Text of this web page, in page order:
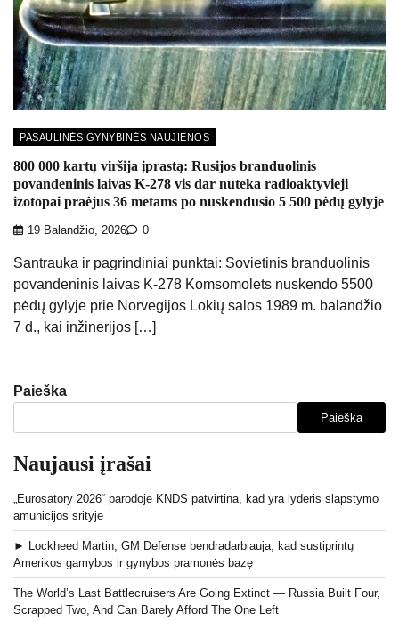
PASAULINĖS GYNYBINĖS NAUJIENOS
800 000 kartų viršija įprastą: Rusijos branduolinis
povandeninis laivas K-278 vis dar nuteka radioaktyvieji
izotopai praėjus 36 metams po nuskendusio 5 500 pėdų gylyje
19 Balandžio, 2026 0
Santrauka ir pagrindiniai punktai: Sovietinis branduolinis
povandeninis laivas K-278 Komsomolets nuskendo 5500
pėdų gylyje prie Norvegijos Lokių salos 1989 m. balandžio
7 d., kai inžinerijos […]
Paieška
Paieška
Naujausi įrašai
„Eurosatory 2026“ parodoje KNDS patvirtina, kad yra lyderis slapstymo
amunicijos srityje
► Lockheed Martin, GM Defense bendradarbiauja, kad sustiprintų
Amerikos gamybos ir gynybos pramonės bazę
The World’s Last Battlecruisers Are Going Extinct — Russia Built Four,
Scrapped Two, And Can Barely Afford The One Left